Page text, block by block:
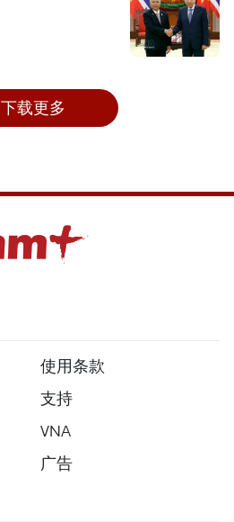
下载更多
使用条款
支持
VNA
广告